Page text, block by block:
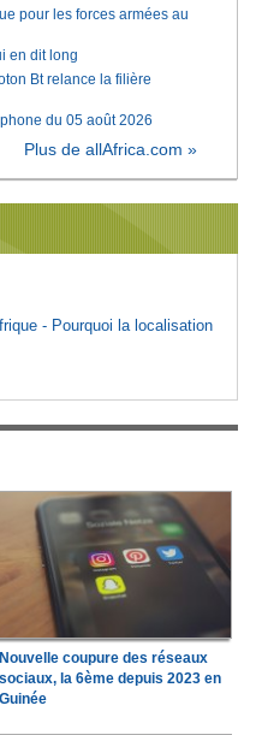
pour les forces armées au
en dit long
Bt relance la filière
du 05 août 2026
Plus de allAfrica.com »
- Pourquoi la localisation
Nouvelle coupure des réseaux
sociaux, la 6ème depuis 2023 en
Guinée